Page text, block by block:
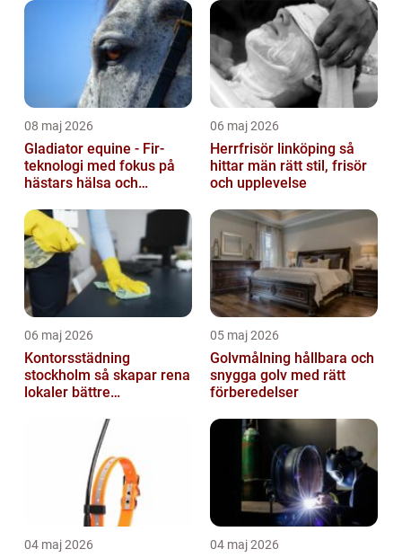
08 maj 2026
Gladiator equine - Fir-
teknologi med fokus på
hästars hälsa och
06 maj 2026
Herrfrisör linköping så
hittar män rätt stil, frisör
och upplevelse
06 maj 2026
Kontorsstädning
stockholm så skapar rena
lokaler bättre
05 maj 2026
Golvmålning hållbara och
snygga golv med rätt
förberedelser
04 maj 2026 04 maj 2026